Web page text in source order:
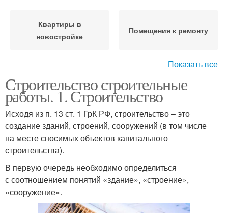
Квартиры в
новостройке
Помещения к ремонту
Ремонт в новостройке Грамотный ремонт
Показать все
Строительство строительные
работы. 1. Строительство
Исходя из п. 13 ст. 1 ГрК РФ, строительство – это
создание зданий, строений, сооружений (в том числе
на месте сносимых объектов капитального
строительства).
В первую очередь необходимо определиться
с соотношением понятий «здание», «строение»,
«сооружение».